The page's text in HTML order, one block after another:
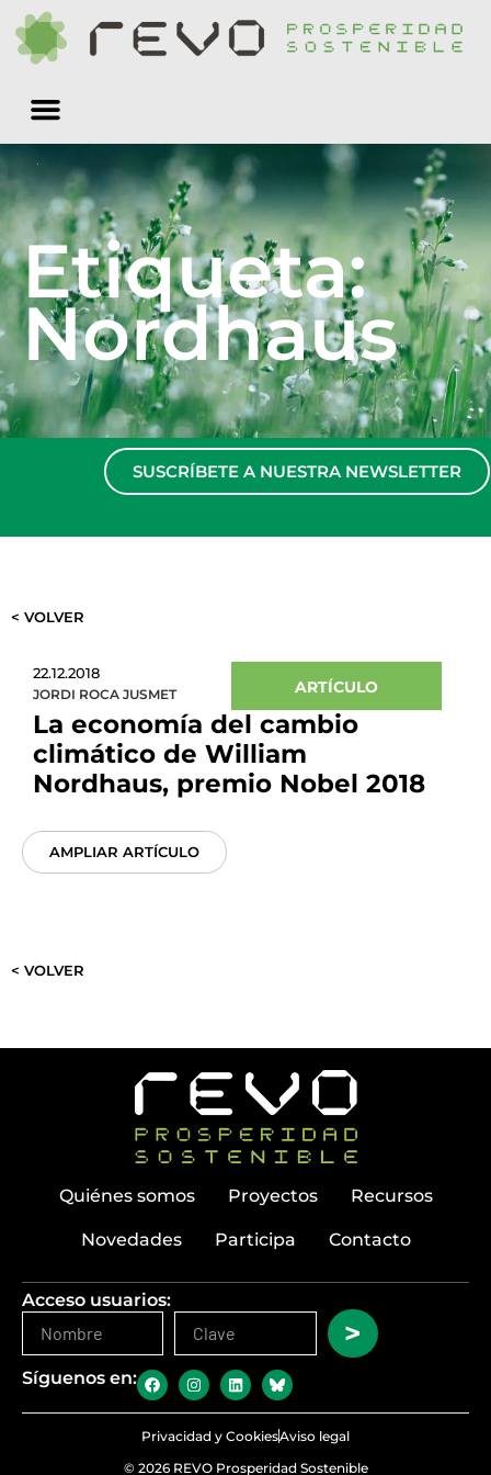
Etiqueta:
Nordhaus
SUSCRÍBETE A NUESTRA NEWSLETTER
< VOLVER
22.12.2018
JORDI ROCA JUSMET ARTÍCULO
La economía del cambio
climático de William
Nordhaus, premio Nobel 2018
AMPLIAR ARTÍCULO
< VOLVER
Quiénes somos Proyectos Recursos
Novedades Participa Contacto
Acceso usuarios:
>
Síguenos en:
© 2026 REVO Prosperidad Sostenible
Privacidad y CookiesAviso legal